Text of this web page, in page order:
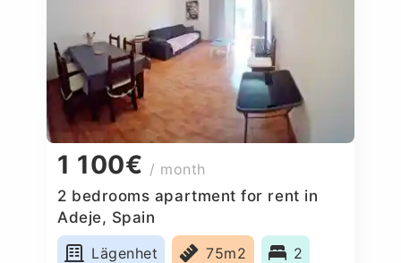
1 100€ / month
2 bedrooms apartment for rent in
Adeje, Spain
Lägenhet
75m2 2